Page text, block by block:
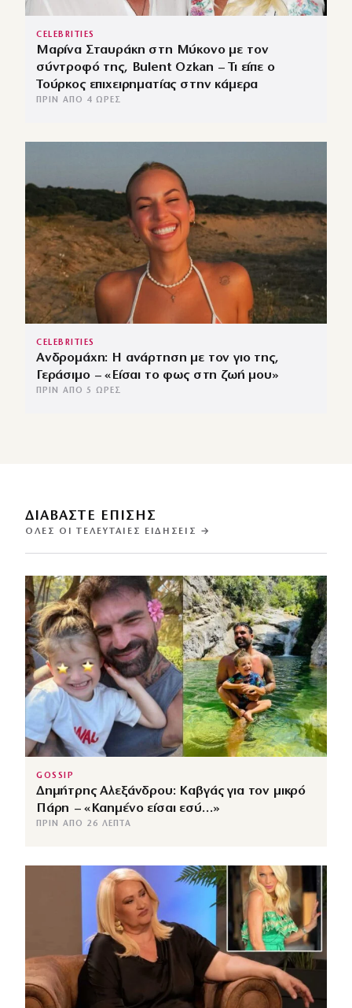
CELEBRITIES
Μαρίνα Σταυράκη στη Μύκονο με τον
σύντροφό της, Bulent Ozkan – Τι είπε ο
Τούρκος επιχειρηματίας στην κάμερα
ΠΡΙΝ ΑΠΌ 4 ΏΡΕΣ
CELEBRITIES
Ανδρομάχη: Η ανάρτηση με τον γιο της,
Γεράσιμο – «Είσαι το φως στη ζωή μου»
ΠΡΙΝ ΑΠΌ 5 ΏΡΕΣ
ΔΙΑΒΑΣΤΕ ΕΠΙΣΗΣ
ΌΛΕΣ ΟΙ ΤΕΛΕΥΤΑΊΕΣ ΕΙΔΉΣΕΙΣ →
GOSSIP
Δημήτρης Αλεξάνδρου: Καβγάς για τον μικρό
Πάρη – «Καημένο είσαι εσύ…»
ΠΡΙΝ ΑΠΌ 26 ΛΕΠΤΆ